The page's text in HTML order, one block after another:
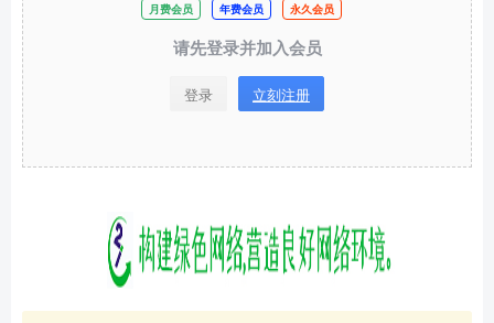
月费会员 年费会员 永久会员
请先登录并加入会员
登录 立刻注册